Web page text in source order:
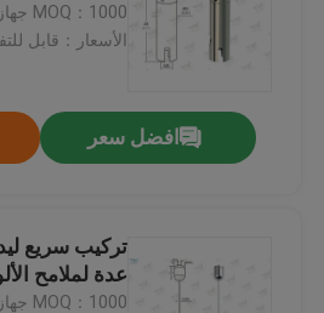
MOQ：1000 جهاز كمبيوتر شخصى
الأسعار：قابل
افضل سعر
تركيب سريع
عدة لملامح
MOQ：1000 جهاز كمبيوتر شخصى